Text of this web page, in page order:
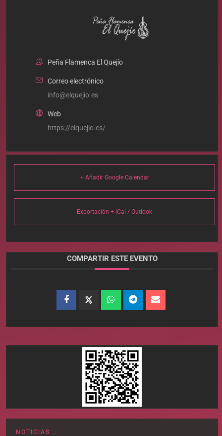
Peña Flamenca El Quejío
Correo electrónico
info@elquejio.es
Web
https://elquejio.es/
+ Añadir Google Calendar
Exportación + iCal / Outlook
COMPARTIR ESTE EVENTO
NOTICIAS ...